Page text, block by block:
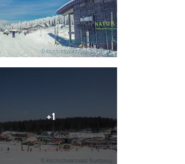
© Hochschwarzwald Tourismus
© Hochschwarzwald Tourismus
+1